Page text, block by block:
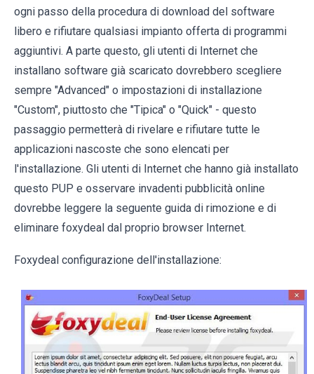
ogni passo della procedura di download del software
libero e rifiutare qualsiasi impianto offerta di programmi
aggiuntivi. A parte questo, gli utenti di Internet che
installano software già scaricato dovrebbero scegliere
sempre "Advanced" o impostazioni di installazione
"Custom", piuttosto che "Tipica" o "Quick" - questo
passaggio permetterà di rivelare e rifiutare tutte le
applicazioni nascoste che sono elencati per
l'installazione. Gli utenti di Internet che hanno già installato
questo PUP e osservare invadenti pubblicità online
dovrebbe leggere la seguente guida di rimozione e di
eliminare foxydeal dal proprio browser Internet.
Foxydeal configurazione dell'installazione: